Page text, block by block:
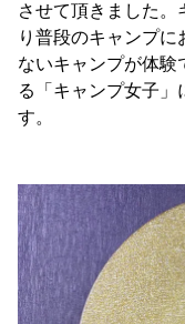
させて頂きました。
り普段のキャンプ
ないキャンプが体験
る「キャンプ女子
す。